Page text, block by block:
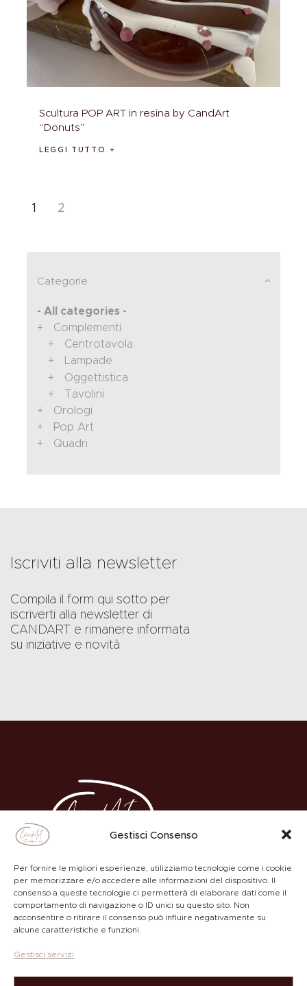
Gestisci Consenso
Per fornire le migliori esperienze, utilizziamo tecnologie come i cookie
per memorizzare e/o accedere alle informazioni del dispositivo. Il
consenso a queste tecnologie ci permetterà di elaborare dati come il
comportamento di navigazione o ID unici su questo sito. Non
acconsentire o ritirare il consenso può influire negativamente su
alcune caratteristiche e funzioni.
Gestisci servizi
Scultura POP ART in resina by CandArt
“Donuts”
LEGGI TUTTO
1 2
Categorie
- All categories -
Complementi
Centrotavola
Lampade
Oggettistica
Tavolini
Orologi
Pop Art
Quadri
Iscriviti alla newsletter
Compila il form qui sotto per
iscriverti alla newsletter di
CANDART e rimanere informata
su iniziative e novità
ACADEMY PRIVACY POLICY